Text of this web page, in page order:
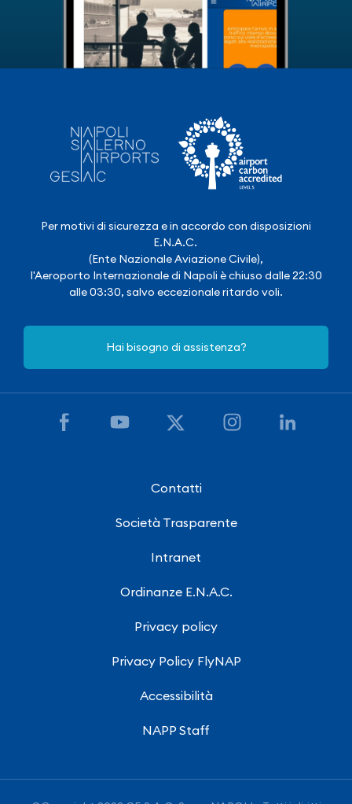
Per motivi di sicurezza e in accordo con disposizioni
E.N.A.C.
(Ente Nazionale Aviazione Civile),
l'Aeroporto Internazionale di Napoli è chiuso dalle 22:30
alle 03:30, salvo eccezionale ritardo voli.
Hai bisogno di assistenza?
Contatti
Società Trasparente
Intranet
Ordinanze E.N.A.C.
Privacy policy
Privacy Policy FlyNAP
Accessibilità
NAPP Staff